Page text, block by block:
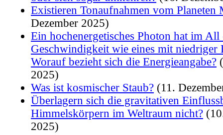
Existieren Tonaufnahmen vom Planeten
Dezember 2025)
Ein hochenergetisches Photon hat im All
Geschwindigkeit wie eines mit niedriger
Worauf bezieht sich die Energieangabe?
2025)
Was ist kosmischer Staub? (11.
Überlagern sich die gravitativen
Himmelskörpern im Weltraum nicht?
2025)